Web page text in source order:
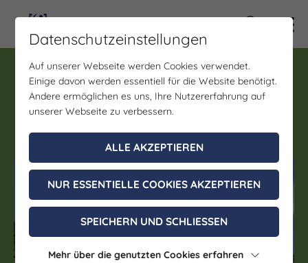
Führung
Fürstenhausführung
Weißenfels
Datenschutzeinstellungen
Auf unserer Webseite werden Cookies verwendet.
Einige davon werden essentiell für die Website benötigt.
Andere ermöglichen es uns, Ihre Nutzererfahrung auf
unserer Webseite zu verbessern.
ALLE AKZEPTIEREN
NUR ESSENTIELLE COOKIES AKZEPTIEREN
SPEICHERN UND SCHLIESSEN
Mehr über die genutzten Cookies erfahren